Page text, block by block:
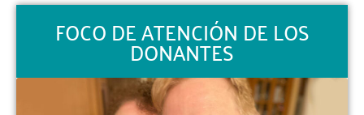
FOCO DE ATENCIÓN DE LOS
DONANTES